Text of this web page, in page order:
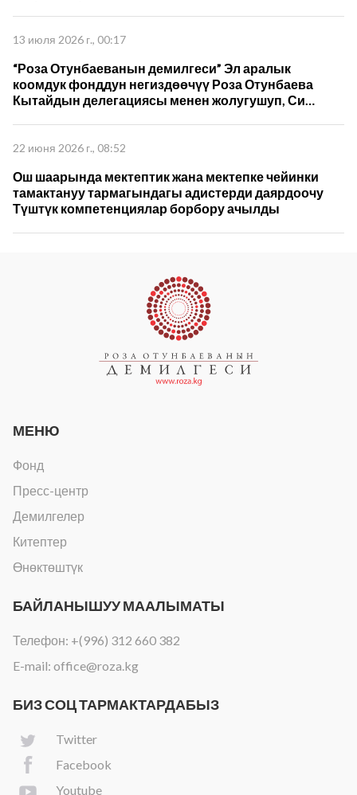
13 июля 2026 г., 00:17
“Роза Отунбаеванын демилгеси” Эл аралык
коомдук фонддун негиздөөчүү Роза Отунбаева
Кытайдын делегациясы менен жолугушуп, Си
22 июня 2026 г., 08:52
Ош шаарында мектептик жана мектепке чейинки
тамактануу тармагындагы адистерди даярдоочу
Түштүк компетенциялар борбору ачылды
МЕНЮ
Фонд
Пресс-центр
Демилгелер
Китептер
Өнөктөштүк
БАЙЛАНЫШУУ МААЛЫМАТЫ
Телефон: +(996) 312 660 382
E-mail: office@roza.kg
БИЗ СОЦ ТАРМАКТАРДАБЫЗ
Twitter
Facebook
Youtube